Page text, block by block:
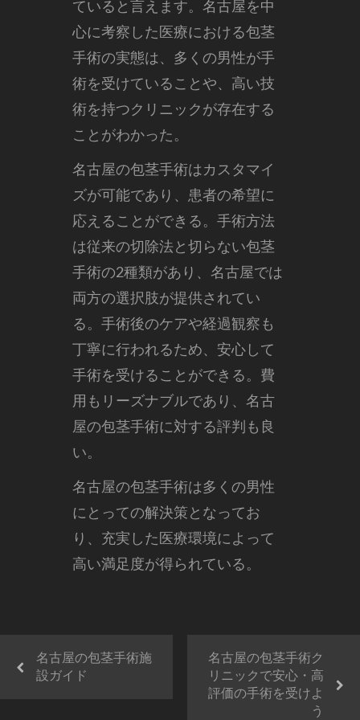
ていると言えます。名古屋を中
心に考察した医療における包茎
手術の実態は、多くの男性が手
術を受けていることや、高い技
術を持つクリニックが存在する
ことがわかった。
名古屋の包茎手術はカスタマイ
ズが可能であり、患者の希望に
応えることができる。手術方法
は従来の切除法と切らない包茎
手術の2種類があり、名古屋では
両方の選択肢が提供されてい
る。手術後のケアや経過観察も
丁寧に行われるため、安心して
手術を受けることができる。費
用もリーズナブルであり、名古
屋の包茎手術に対する評判も良
い。
名古屋の包茎手術は多くの男性
にとっての解決策となってお
り、充実した医療環境によって
高い満足度が得られている。
名古屋の包茎手術施
設ガイド
名古屋の包茎手術ク
リニックで安心・高
評価の手術を受けよ
う